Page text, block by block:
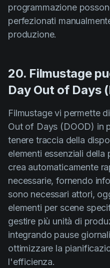
programmazione
perfezionati
produzione.
20. Filmustage
Day Out of Days
Filmustage vi permette
Out of Days (DOOD) in
tenere traccia della
elementi essenziali della
crea automaticamente
necessarie, fornendo
sono necessari attori,
elementi per scene
gestire più unità di
integrando pause
ottimizzare la
l'efficienza.